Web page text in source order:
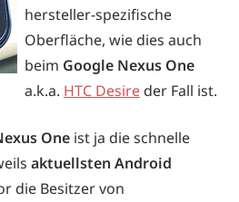
hersteller-spezifische
Oberfläche, wie dies auch
beim Google Nexus One
a.k.a. HTC Desire der Fall ist.
One ist ja die schnelle
aktuellsten Android
die Besitzer von